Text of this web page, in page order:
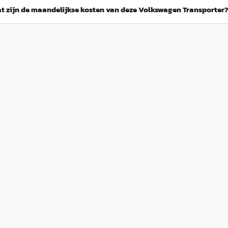
zijn de maandelijkse kosten van deze Volkswagen